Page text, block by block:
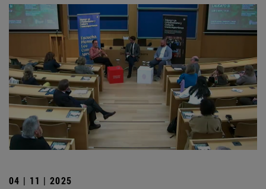
04 | 11 | 2025